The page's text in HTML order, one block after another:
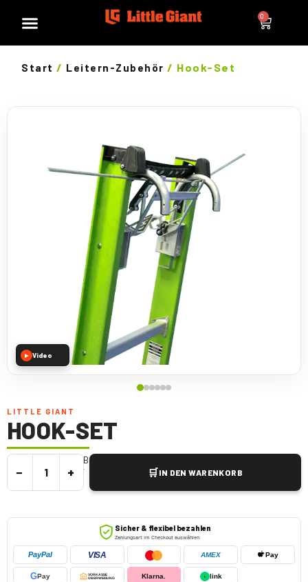
0
Start / Leitern-Zubehör / Hook-Set
▶ Video
LITTLE GIANT
HOOK-SET
Kabelhaken und V-Bar für sicheren Halt
− + 🛒IN DEN WARENKORB
Sicher & flexibel bezahlen
Zahlungsart im Checkout auswählen
PayPal VISA AMEX Pay
GPay
VORKASSE
ÜBERWEISUNG
Klarna. › link